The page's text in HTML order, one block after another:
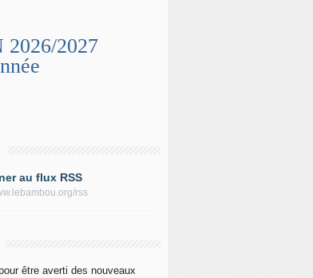
2026/2027
au flux RSS
rss
être averti des nouveaux